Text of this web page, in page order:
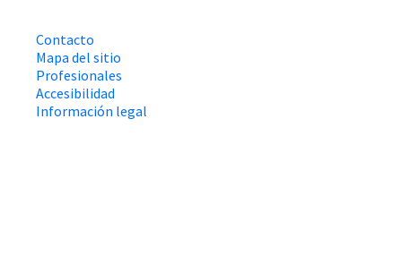
Contacto
Mapa del sitio
Profesionales
Accesibilidad
Información legal